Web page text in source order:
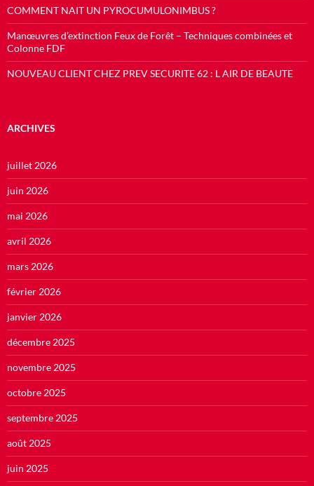
COMMENT NAIT UN PYROCUMULONIMBUS ?
Manœuvres d’extinction Feux de Forêt – Techniques combinées et
Colonne FDF
NOUVEAU CLIENT CHEZ PREV SECURITE 62 : L AIR DE BEAUTE
ARCHIVES
juillet 2026
juin 2026
mai 2026
avril 2026
mars 2026
février 2026
janvier 2026
décembre 2025
novembre 2025
octobre 2025
septembre 2025
août 2025
juin 2025